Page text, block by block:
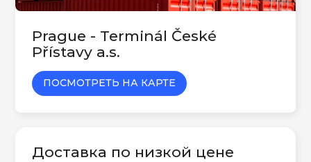
Prague - Terminál České
Přístavy a.s.
ПОСМОТРЕТЬ НА КАРТЕ
Доставка по низкой цене